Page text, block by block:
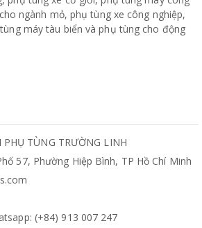
ngành mỏ, phụ tùng xe công nghiệp,
máy tàu biển và phụ tùng cho động
PHỤ TÙNG TRƯỜNG LINH
57, Phường Hiệp Bình, TP Hồ Chí Minh
(+84) 913 007 247